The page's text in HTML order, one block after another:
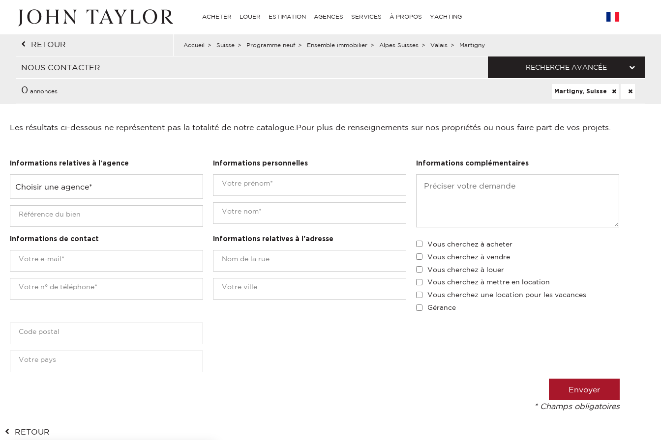
ACHETER LOUER ESTIMATION AGENCES SERVICES À PROPOS YACHTING
RETOUR Accueil > Suisse > Programme neuf > Ensemble immobilier > Alpes Suisses > Valais > Martigny
NOUS CONTACTER RECHERCHE AVANCÉE
0 annonces Martigny, Suisse
Les résultats ci-dessous ne représentent pas la totalité de notre catalogue. Pour plus de renseignements sur nos propriétés ou nous faire part de vos projets.
Informations relatives à l'agence Informations personnelles
Informations de contact Informations relatives à l'adresse
Informations complémentaires
Vous cherchez à acheter
Vous cherchez à vendre
Vous cherchez à louer
Vous cherchez à mettre en location
Vous cherchez une location pour les vacances
Gérance
* Champs obligatoires
RETOUR